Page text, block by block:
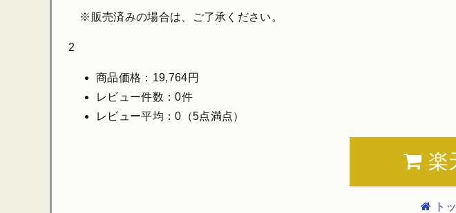
※販売済みの場合は、ご了承ください。
2
商品価格：19,764円
レビュー件数：0件
レビュー平均：0（5点満点）
楽
ト